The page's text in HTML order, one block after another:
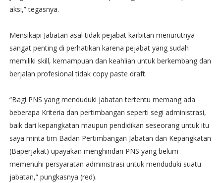
aksi,” tegasnya.
Mensikapi Jabatan asal tidak pejabat karbitan menurutnya
sangat penting di perhatikan karena pejabat yang sudah
memiliki skill, kemampuan dan keahlian untuk berkembang dan
berjalan profesional tidak copy paste draft.
“Bagi PNS yang menduduki jabatan tertentu memang ada
beberapa Kriteria dan pertimbangan seperti segi administrasi,
baik dari kepangkatan maupun pendidikan seseorang untuk itu
saya minta tim Badan Pertimbangan Jabatan dan Kepangkatan
(Baperjakat) upayakan menghindari PNS yang belum
memenuhi persyaratan administrasi untuk menduduki suatu
jabatan,” pungkasnya (red).